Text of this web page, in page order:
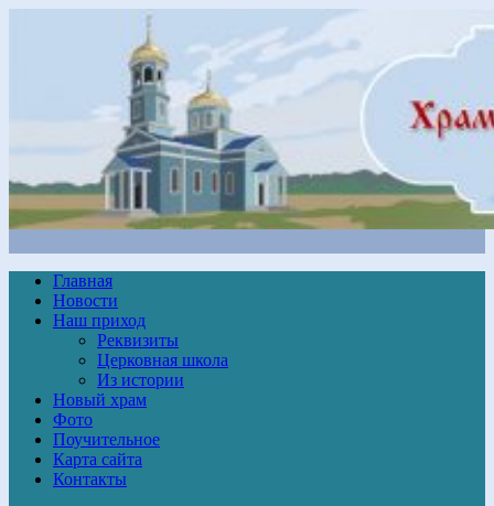
Главная
Новости
Наш приход
Реквизиты
Церковная школа
Из истории
Новый храм
Фото
Поучительное
Карта сайта
Контакты